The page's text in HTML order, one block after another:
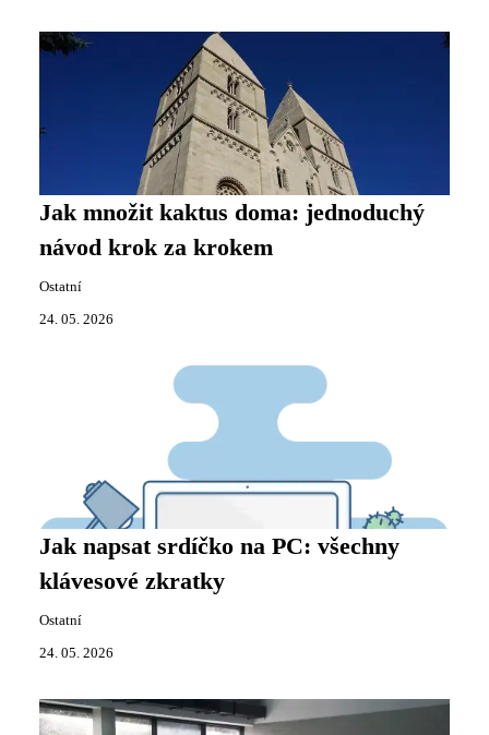
Jak množit kaktus doma: jednoduchý
návod krok za krokem
Ostatní
24. 05. 2026
Jak napsat srdíčko na PC: všechny
klávesové zkratky
Ostatní
24. 05. 2026